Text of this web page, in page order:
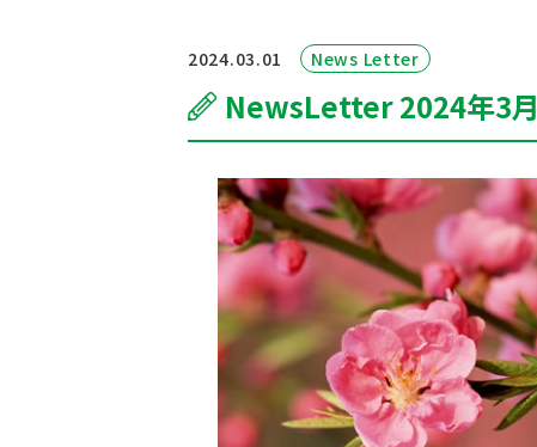
2024.03.01 News Letter
NewsLetter 2024年3